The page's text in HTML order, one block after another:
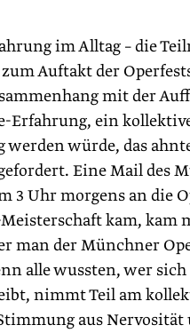
im Alltag – die
Auftakt der
mit der
Erfahrung, ein
würde, das
Eine Mail des
3 Uhr morgens an die
kam, kam
man der Münchner
alle wussten, wer
nimmt Teil am
aus